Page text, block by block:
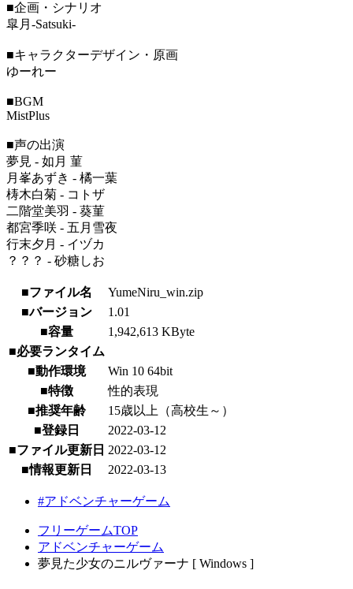
■企画・シナリオ
皐月-Satsuki-
■キャラクターデザイン・原画
ゆーれー
■BGM
MistPlus
■声の出演
夢見 - 如月 菫
月峯あずき - 橘一葉
梼木白菊 - コトザ
二階堂美羽 - 葵菫
都宮季咲 - 五月雪夜
行末夕月 - イヅカ
？？？ - 砂糖しお
■ファイル名
YumeNiru_win.zip
■バージョン
1.01
■容量
1,942,613 KByte
■必要ランタイム
■動作環境
Win 10 64bit
■特徴
性的表現
■推奨年齢
15歳以上（高校生～）
■登録日
2022-03-12
■ファイル更新日 2022-03-12
■情報更新日
2022-03-13
#アドベンチャーゲーム
フリーゲームTOP
アドベンチャーゲーム
夢見た少女のニルヴァーナ [ Windows ]